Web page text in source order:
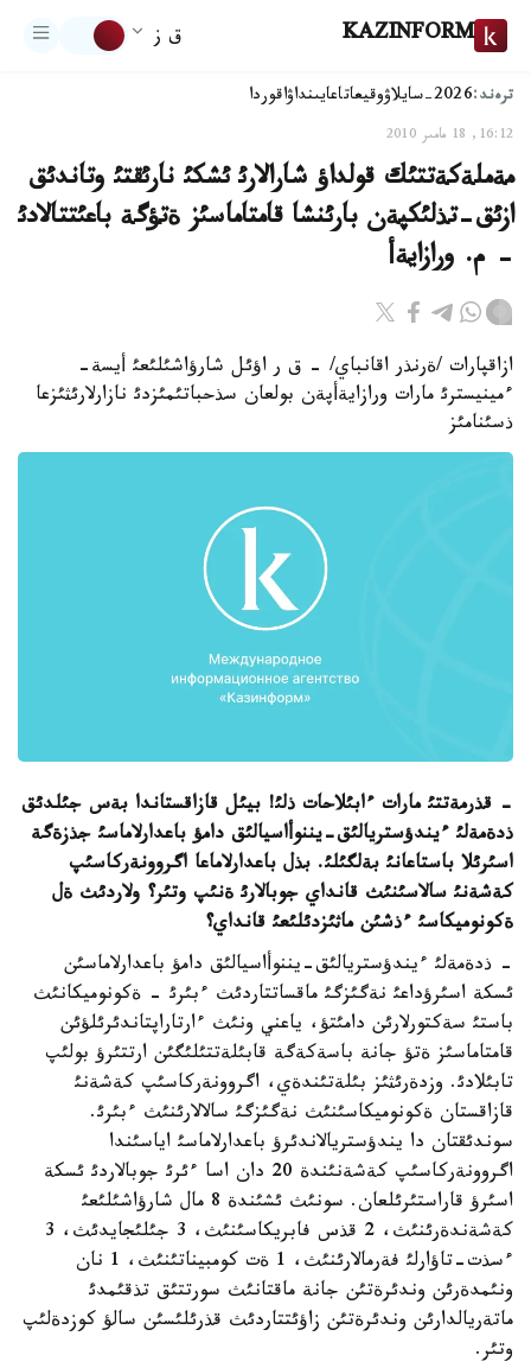
KAZINFORM ق ز
ترەند:2026-سايلاۋ وقيعاتاعايىنداۋاقوردا
16:12, 18 مامىر 2010
مةملةكةتتئك قولداؤ شارالارئ ئشكئ نارئقتئ وتاندئق
ازئق-تذلئكپةن بارئنشا قامتاماسئز ةتؤگة باعئتتالادئ
- م. ورازايةأ
ازاقپارات /ةرنذر اقانباي/ - ق ر اؤئل شارؤاشئلئعئ أيسة-
ءمينيسترئ مارات ورازايةأپةن بولعان سذحباتئمئزدئ نازارلارئثئزعا
ذسئنامئز
- قذرمةتتئ مارات ءابئلاحات ذلئ! بيئل قازاقستاندا بةس جئلدئق
ذدةمةلئ ءيندؤستريالئق-يننوأاسيالئق دامؤ باعدارلاماسئ جذزةگة
اسئرئلا باستاعانئ بةلگئلئ. بذل باعدارلاماعا اگروونةركاسئپ
كةشةنئ سالاسئنئث قانداي جوبالارئ ةنئپ وتئر؟ ولاردئث ةل
ةكونوميكاسئ ءذشئن ماثئزدئلئعئ قانداي؟
- ذدةمةلئ ءيندؤستريالئق-يننوأاسيالئق دامؤ باعدارلاماسئن
ئسكة اسئرؤداعئ نةگئزگئ ماقساتتاردئث ءبئرئ - ةكونوميكانئث
باستئ سةكتورلارئن دامئتؤ، ياعني ونئث ءارتاراپتاندئرئلؤئن
قامتاماسئز ةتؤ جانة باسةكةگة قابئلةتتئلئگئن ارتتئرؤ بولئپ
تابئلادئ. وزدةرئثئز بئلةتئندةي، اگروونةركاسئپ كةشةنئ
قازاقستان ةكونوميكاسئنئث نةگئزگئ سالالارئنئث ءبئرئ.
سوندئقتان دا يندؤستريالاندئرؤ باعدارلاماسئ اياسئندا
اگروونةركاسئپ كةشةنئندة 20 دان اسا ءئرئ جوبالاردئ ئسكة
اسئرؤ قاراستئرئلعان. سونئث ئشئندة 8 مال شارؤاشئلئعئ
كةشةندةرئنئث، 2 قذس فابريكاسئنئث، 3 جئلئجايدئث، 3
ءسذت-تاؤارلئ فةرمالارئنئث، 1 ةت كومبيناتئنئث، 1 نان
ونئمدةرئن وندئرةتئن جانة ماقتانئث سورتتئق تذقئمدئ
ماتةريالدارئن وندئرةتئن زاؤئتتاردئث قذرئلئسئن سالؤ كوزدةلئپ
وتئر.